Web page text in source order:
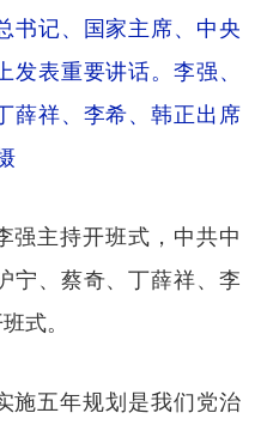
书记、国家主席、中央
表重要讲话。李强、
薛祥、李希、韩正出席
强主持开班式，中共中
宁、蔡奇、丁薛祥、李
式。
施五年规划是我们党治